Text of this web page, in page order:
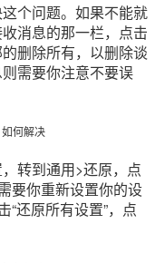
个问题。如果不能就
消息的那一栏，点击
删除所有，以删除谈
需要你注意不要误
转到通用>还原，点
要你重新设置你的设
“还原所有设置”，点